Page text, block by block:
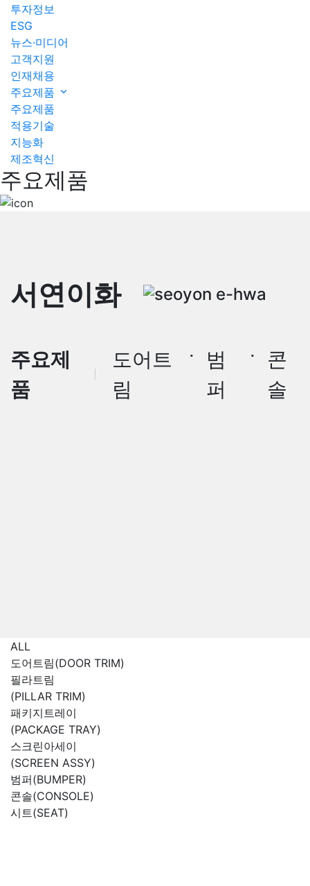
투자정보
ESG
뉴스·미디어
고객지원
인재채용
주요제품​
주요제품​
적용기술
지능화
제조혁신
주요제품​
서연이화
주요제
품
도어트
림
·
범
퍼
·
콘
솔
ALL
도어트림(DOOR TRIM)
필라트림
(PILLAR TRIM)
패키지트레이
(PACKAGE TRAY)
스크린아세이
(SCREEN ASSY)
범퍼(BUMPER)
콘솔(CONSOLE)
시트(SEAT)